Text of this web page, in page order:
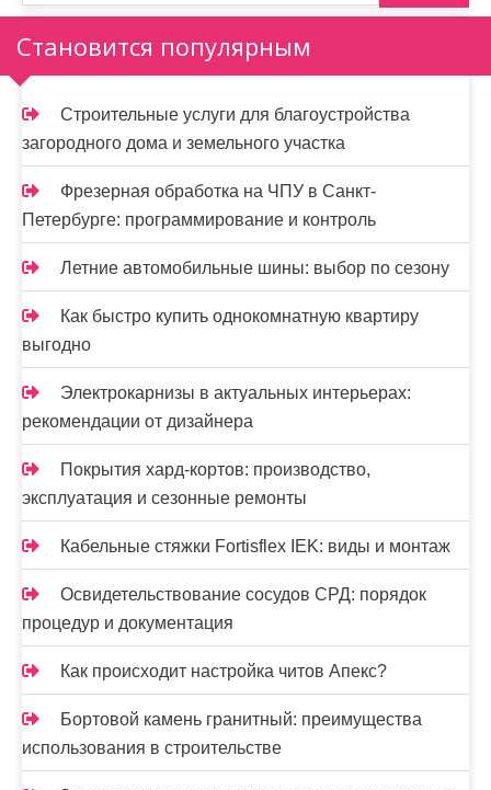
Становится популярным
Строительные услуги для благоустройства
загородного дома и земельного участка
Фрезерная обработка на ЧПУ в Санкт-
Петербурге: программирование и контроль
Летние автомобильные шины: выбор по сезону
Как быстро купить однокомнатную квартиру
выгодно
Электрокарнизы в актуальных интерьерах:
рекомендации от дизайнера
Покрытия хард-кортов: производство,
эксплуатация и сезонные ремонты
Кабельные стяжки Fortisflex IEK: виды и монтаж
Освидетельствование сосудов СРД: порядок
процедур и документация
Как происходит настройка читов Апекс?
Бортовой камень гранитный: преимущества
использования в строительстве